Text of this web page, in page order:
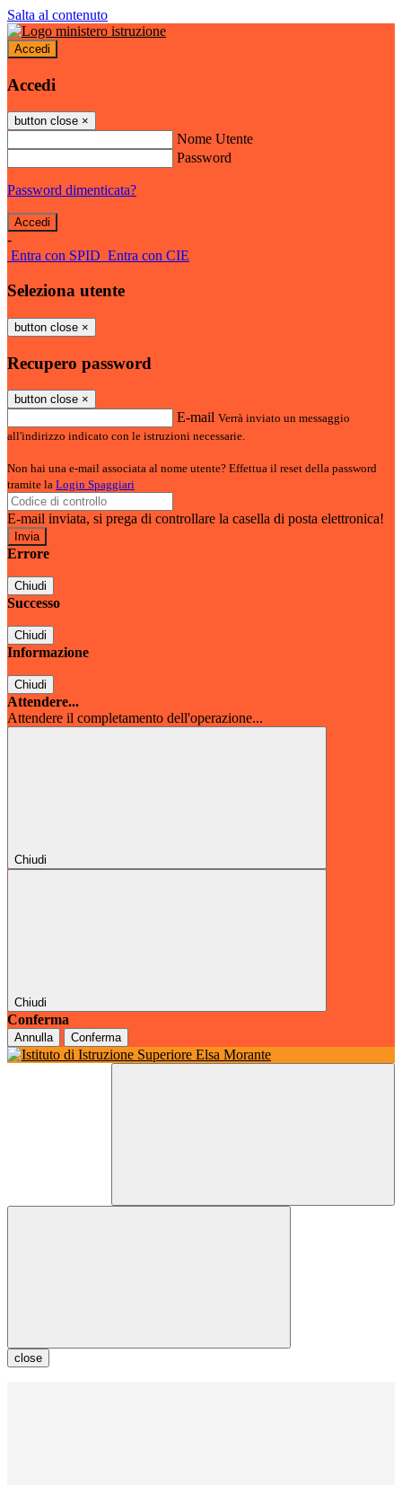
Salta al contenuto
Accedi
Accedi
button close ×
Nome Utente
Password
Password dimenticata?
-
Entra con SPID Entra con CIE
Seleziona utente
button close ×
Recupero password
button close ×
E-mail Verrà inviato un messaggio
all'indirizzo indicato con le istruzioni necessarie.
Non hai una e-mail associata al nome utente? Effettua il reset della password
tramite la Login Spaggiari
E-mail inviata, si prega di controllare la casella di posta elettronica!
Errore
Chiudi
Successo
Chiudi
Informazione
Chiudi
Attendere...
Attendere il completamento dell'operazione...
Chiudi
Chiudi
Conferma
Annulla Conferma
close